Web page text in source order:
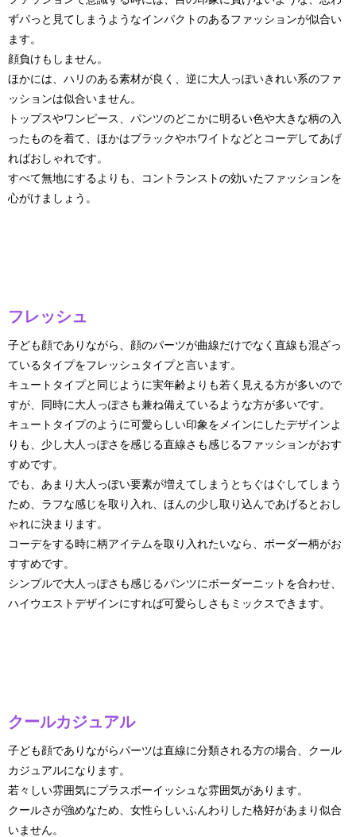
ずパっと見てしまうようなインパクトのあるファッションが似合い
ます。
顔負けもしません。
ほかには、ハリのある素材が良く、逆に大人っぽいきれい系のファ
ッションは似合いません。
トップスやワンピース、パンツのどこかに明るい色や大きな柄の入
ったものを着て、ほかはブラックやホワイトなどとコーデしてあげ
ればおしゃれです。
すべて無地にするよりも、コントランストの効いたファッションを
心がけましょう。
フレッシュ
子ども顔でありながら、顔のパーツが曲線だけでなく直線も混ざっ
ているタイプをフレッシュタイプと言います。
キュートタイプと同じように実年齢よりも若く見える方が多いので
すが、同時に大人っぽさも兼ね備えているような方が多いです。
キュートタイプのように可愛らしい印象をメインにしたデザインよ
りも、少し大人っぽさを感じる直線さも感じるファッションがおす
すめです。
でも、あまり大人っぽい要素が増えてしまうとちぐはぐしてしまう
ため、ラフな感じを取り入れ、ほんの少し取り込んであげるとおし
ゃれに決まります。
コーデをする時に柄アイテムを取り入れたいなら、ボーダー柄がお
すすめです。
シンプルで大人っぽさも感じるパンツにボーダーニットを合わせ、
ハイウエストデザインにすれば可愛らしさもミックスできます。
クールカジュアル
子ども顔でありながらパーツは直線に分類される方の場合、クール
カジュアルになります。
若々しい雰囲気にプラスボーイッシュな雰囲気があります。
クールさが強めなため、女性らしいふんわりした格好があまり似合
いません。